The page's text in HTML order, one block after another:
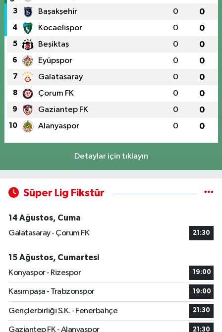
3 Başakşehir 0 0
4 Kocaelispor 0 0
5 Beşiktaş 0 0
6 Eyüpspor 0 0
7 Galatasaray 0 0
8 Çorum FK 0 0
9 Gaziantep FK 0 0
10 Alanyaspor 0 0
Detaylar için tıklayın
Süper Lig Fikstür
14 Ağustos, Cuma
Galatasaray - Çorum FK
21:30
15 Ağustos, Cumartesi
Konyaspor - Rizespor
19:00
Kasımpaşa - Trabzonspor 19:00
Gençlerbirliği S.K. - Fenerbahçe 21:30
Gaziantep FK - Alanyaspor 21:30